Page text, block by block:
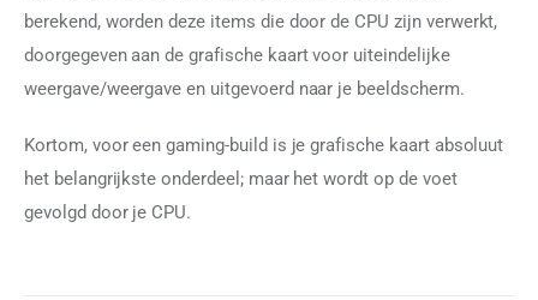
berekend, worden deze items die door de CPU zijn verwerkt,
doorgegeven aan de grafische kaart voor uiteindelijke
weergave/weergave en uitgevoerd naar je beeldscherm.
Kortom, voor een gaming-build is je grafische kaart absoluut
het belangrijkste onderdeel; maar het wordt op de voet
gevolgd door je CPU.